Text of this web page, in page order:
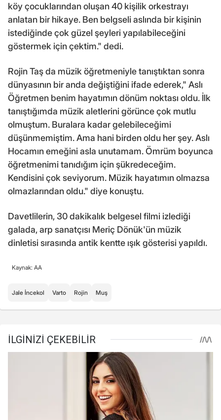
köy çocuklarından oluşan 40 kişilik orkestrayı
anlatan bir hikaye. Ben belgseli aslında bir kişinin
istediğinde çok güzel şeyleri yapılabileceğini
göstermek için çektim." dedi.
Rojin Taş da müzik öğretmeniyle tanıştıktan sonra
dünyasının bir anda değiştiğini ifade ederek," Aslı
Öğretmen benim hayatımın dönüm noktası oldu. İlk
tanıştığımda müzik aletlerini görünce çok mutlu
olmuştum. Buralara kadar gelebileceğimi
düşünmemiştim. Ama hani birden oldu her şey. Aslı
Hocamın emeğini asla unutamam. Ömrüm boyunca
öğretmenimi tanıdığım için şükredeceğim.
Kendisini çok seviyorum. Müzik hayatımın olmazsa
olmazlarından oldu." diye konuştu.
Davetlilerin, 30 dakikalık belgesel filmi izlediği
galada, arp sanatçısı Meriç Dönük'ün müzik
dinletisi sırasında antik kentte ışık gösterisi yapıldı.
Kaynak: AA
Jale İncekol Varto Rojin Muş